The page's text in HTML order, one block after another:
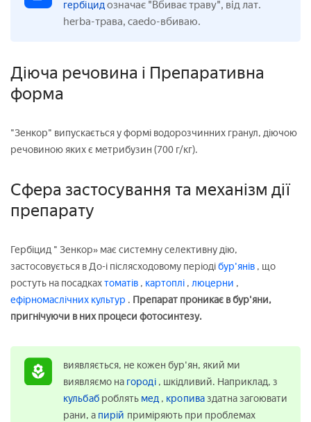
гербіцидозначає "Вбиває траву", від лат.
herba-трава, caedo-вбиваю.
Діюча речовина і Препаративна
форма
"Зенкор" випускається у формі водорозчинних гранул, діючою
речовиною яких є метрибузин (700 г/кг).
Сфера застосування та механізм дії
препарату
Гербіцид " Зенкор» має системну селективну дію,
застосовується в До-і післясходовому періодібур'янів , що
ростуть на посадкахтоматів , картоплі , люцерни ,
ефірномаслічних культур . Препарат проникає в бур'яни,
пригнічуючи в них процеси фотосинтезу.
виявляється, не кожен бур'ян, який ми
виявляємо на городі , шкідливий. Наприклад, з
кульбаб роблять мед , кропиваздатна загоювати
рани, а пирій приміряють при проблемах